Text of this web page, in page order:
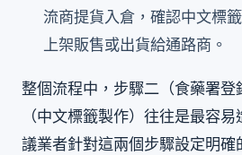
流商提貨入倉，確認中文標
上架販售或出貨給通路商。
整個流程中，步驟二（食藥署登
（中文標籤製作）往往是最容
議業者針對這兩個步驟設定明確